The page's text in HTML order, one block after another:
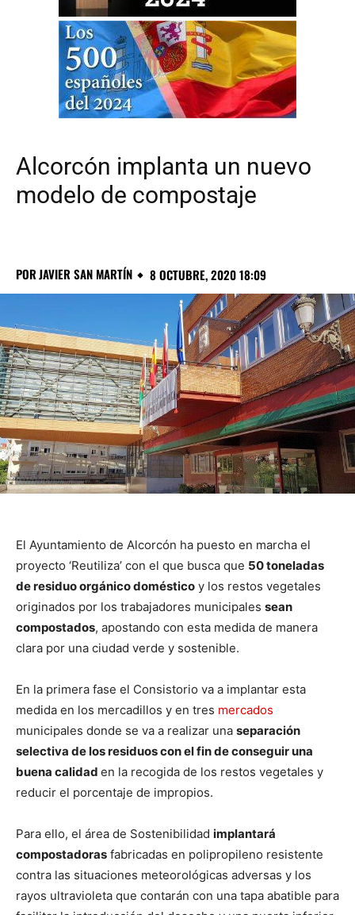
Alcorcón implanta un nuevo
modelo de compostaje
PORJAVIER SAN MARTÍN 8 OCTUBRE, 2020 18:09
El Ayuntamiento de Alcorcón ha puesto en marcha el
proyecto ‘Reutiliza’ con el que busca que 50 toneladas
de residuo orgánico doméstico y los restos vegetales
originados por los trabajadores municipales sean
compostados, apostando con esta medida de manera
clara por una ciudad verde y sostenible.
En la primera fase el Consistorio va a implantar esta
medida en los mercadillos y en tres mercados
municipales donde se va a realizar una separación
selectiva de los residuos con el fin de conseguir una
buena calidad en la recogida de los restos vegetales y
reducir el porcentaje de impropios.
Para ello, el área de Sostenibilidad implantará
compostadoras fabricadas en polipropileno resistente
contra las situaciones meteorológicas adversas y los
rayos ultravioleta que contarán con una tapa abatible para